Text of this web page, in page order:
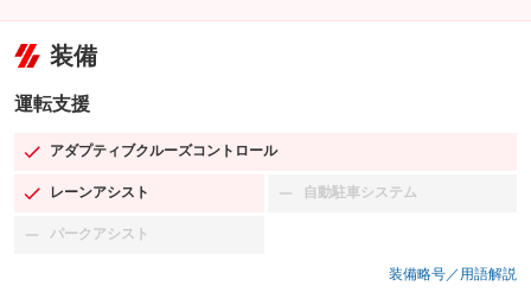
装備
運転支援
アダプティブクルーズコントロール
：装備あり
レーンアシスト
：装備あり 自動駐車システム
：装備なし
パークアシスト
：装備なし
装備略号／用語解説